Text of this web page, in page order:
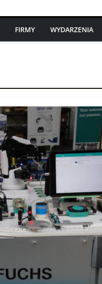
FIRMY WYDARZENIA